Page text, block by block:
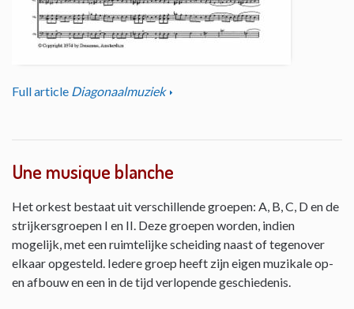
Full article Diagonaalmuziek
Une musique blanche
Het orkest bestaat uit verschillende groepen: A, B, C, D en de
strijkersgroepen I en II. Deze groepen worden, indien
mogelijk, met een ruimtelijke scheiding naast of tegenover
elkaar opgesteld. Iedere groep heeft zijn eigen muzikale op-
en afbouw en een in de tijd verlopende geschiedenis.